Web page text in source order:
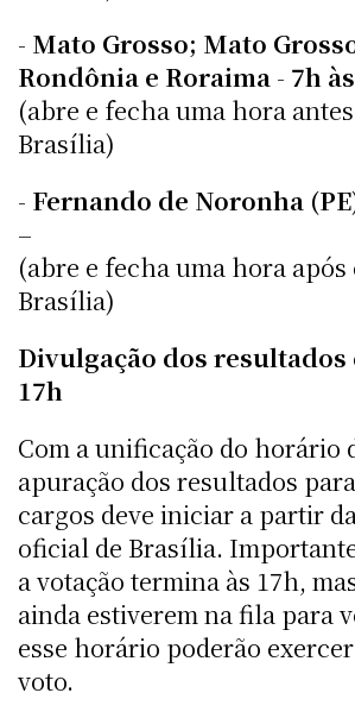
- Mato Grosso; Mato
Rondônia e Roraima - 7h
(abre e fecha uma hora
Brasília)
- Fernando de Noronha
–
(abre e fecha uma hora após
Brasília)
Divulgação dos resultados
17h
Com a unificação do horário
apuração dos resultados
cargos deve iniciar a partir
oficial de Brasília.
a votação termina às 17h,
ainda estiverem na fila para
esse horário poderão
voto.